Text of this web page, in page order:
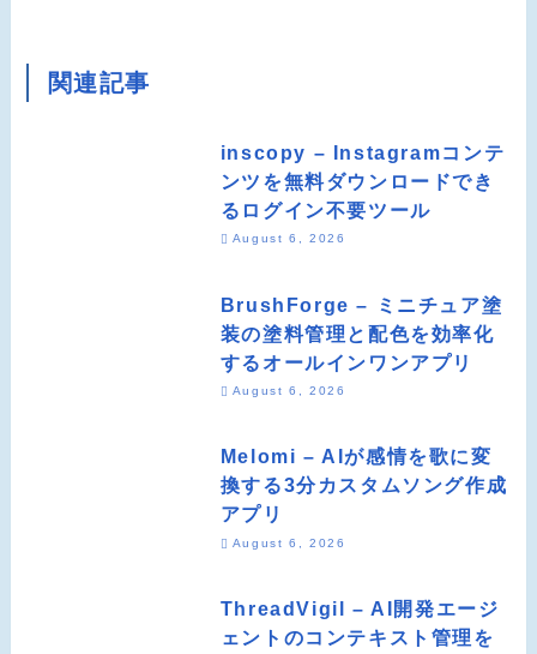
関連記事
inscopy – Instagramコンテ
ンツを無料ダウンロードでき
るログイン不要ツール
August 6, 2026
BrushForge – ミニチュア塗
装の塗料管理と配色を効率化
するオールインワンアプリ
August 6, 2026
Melomi – AIが感情を歌に変
換する3分カスタムソング作成
アプリ
August 6, 2026
ThreadVigil – AI開発エージ
ェントのコンテキスト管理を